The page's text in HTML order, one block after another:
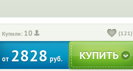
Купили: 10 (121)
от 2828 руб.